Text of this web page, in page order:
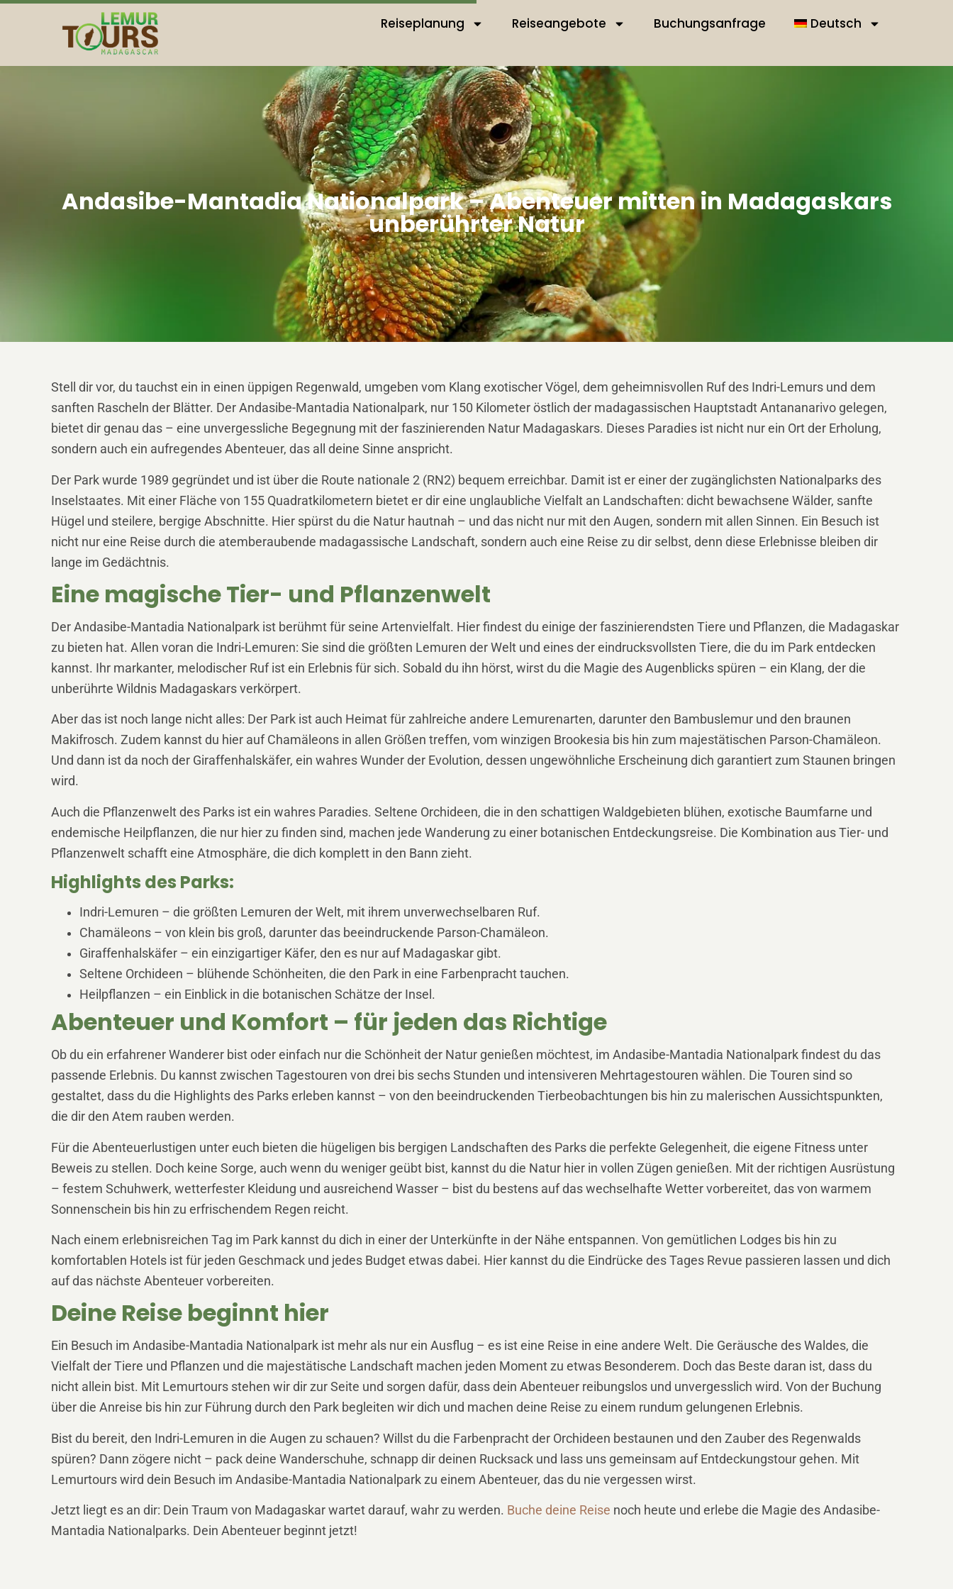
Reiseplanung Reiseangebote Buchungsanfrage Deutsch
Andasibe-Mantadia Nationalpark – Abenteuer mitten in Madagaskars
unberührter Natur
Stell dir vor, du tauchst ein in einen üppigen Regenwald, umgeben vom Klang exotischer Vögel, dem geheimnisvollen Ruf des Indri-Lemurs und dem
sanften Rascheln der Blätter. Der Andasibe-Mantadia Nationalpark, nur 150 Kilometer östlich der madagassischen Hauptstadt Antananarivo gelegen,
bietet dir genau das – eine unvergessliche Begegnung mit der faszinierenden Natur Madagaskars. Dieses Paradies ist nicht nur ein Ort der Erholung,
sondern auch ein aufregendes Abenteuer, das all deine Sinne anspricht.
Der Park wurde 1989 gegründet und ist über die Route nationale 2 (RN2) bequem erreichbar. Damit ist er einer der zugänglichsten Nationalparks des
Inselstaates. Mit einer Fläche von 155 Quadratkilometern bietet er dir eine unglaubliche Vielfalt an Landschaften: dicht bewachsene Wälder, sanfte
Hügel und steilere, bergige Abschnitte. Hier spürst du die Natur hautnah – und das nicht nur mit den Augen, sondern mit allen Sinnen. Ein Besuch ist
nicht nur eine Reise durch die atemberaubende madagassische Landschaft, sondern auch eine Reise zu dir selbst, denn diese Erlebnisse bleiben dir
lange im Gedächtnis.
Eine magische Tier- und Pflanzenwelt
Der Andasibe-Mantadia Nationalpark ist berühmt für seine Artenvielfalt. Hier findest du einige der faszinierendsten Tiere und Pflanzen, die Madagaskar
zu bieten hat. Allen voran die Indri-Lemuren: Sie sind die größten Lemuren der Welt und eines der eindrucksvollsten Tiere, die du im Park entdecken
kannst. Ihr markanter, melodischer Ruf ist ein Erlebnis für sich. Sobald du ihn hörst, wirst du die Magie des Augenblicks spüren – ein Klang, der die
unberührte Wildnis Madagaskars verkörpert.
Aber das ist noch lange nicht alles: Der Park ist auch Heimat für zahlreiche andere Lemurenarten, darunter den Bambuslemur und den braunen
Makifrosch. Zudem kannst du hier auf Chamäleons in allen Größen treffen, vom winzigen Brookesia bis hin zum majestätischen Parson-Chamäleon.
Und dann ist da noch der Giraffenhalskäfer, ein wahres Wunder der Evolution, dessen ungewöhnliche Erscheinung dich garantiert zum Staunen bringen
wird.
Auch die Pflanzenwelt des Parks ist ein wahres Paradies. Seltene Orchideen, die in den schattigen Waldgebieten blühen, exotische Baumfarne und
endemische Heilpflanzen, die nur hier zu finden sind, machen jede Wanderung zu einer botanischen Entdeckungsreise. Die Kombination aus Tier- und
Pflanzenwelt schafft eine Atmosphäre, die dich komplett in den Bann zieht.
Highlights des Parks:
Indri-Lemuren – die größten Lemuren der Welt, mit ihrem unverwechselbaren Ruf.
Chamäleons – von klein bis groß, darunter das beeindruckende Parson-Chamäleon.
Giraffenhalskäfer – ein einzigartiger Käfer, den es nur auf Madagaskar gibt.
Seltene Orchideen – blühende Schönheiten, die den Park in eine Farbenpracht tauchen.
Heilpflanzen – ein Einblick in die botanischen Schätze der Insel.
Abenteuer und Komfort – für jeden das Richtige
Ob du ein erfahrener Wanderer bist oder einfach nur die Schönheit der Natur genießen möchtest, im Andasibe-Mantadia Nationalpark findest du das
passende Erlebnis. Du kannst zwischen Tagestouren von drei bis sechs Stunden und intensiveren Mehrtagestouren wählen. Die Touren sind so
gestaltet, dass du die Highlights des Parks erleben kannst – von den beeindruckenden Tierbeobachtungen bis hin zu malerischen Aussichtspunkten,
die dir den Atem rauben werden.
Für die Abenteuerlustigen unter euch bieten die hügeligen bis bergigen Landschaften des Parks die perfekte Gelegenheit, die eigene Fitness unter
Beweis zu stellen. Doch keine Sorge, auch wenn du weniger geübt bist, kannst du die Natur hier in vollen Zügen genießen. Mit der richtigen Ausrüstung
– festem Schuhwerk, wetterfester Kleidung und ausreichend Wasser – bist du bestens auf das wechselhafte Wetter vorbereitet, das von warmem
Sonnenschein bis hin zu erfrischendem Regen reicht.
Nach einem erlebnisreichen Tag im Park kannst du dich in einer der Unterkünfte in der Nähe entspannen. Von gemütlichen Lodges bis hin zu
komfortablen Hotels ist für jeden Geschmack und jedes Budget etwas dabei. Hier kannst du die Eindrücke des Tages Revue passieren lassen und dich
auf das nächste Abenteuer vorbereiten.
Deine Reise beginnt hier
Ein Besuch im Andasibe-Mantadia Nationalpark ist mehr als nur ein Ausflug – es ist eine Reise in eine andere Welt. Die Geräusche des Waldes, die
Vielfalt der Tiere und Pflanzen und die majestätische Landschaft machen jeden Moment zu etwas Besonderem. Doch das Beste daran ist, dass du
nicht allein bist. Mit Lemurtours stehen wir dir zur Seite und sorgen dafür, dass dein Abenteuer reibungslos und unvergesslich wird. Von der Buchung
über die Anreise bis hin zur Führung durch den Park begleiten wir dich und machen deine Reise zu einem rundum gelungenen Erlebnis.
Bist du bereit, den Indri-Lemuren in die Augen zu schauen? Willst du die Farbenpracht der Orchideen bestaunen und den Zauber des Regenwalds
spüren? Dann zögere nicht – pack deine Wanderschuhe, schnapp dir deinen Rucksack und lass uns gemeinsam auf Entdeckungstour gehen. Mit
Lemurtours wird dein Besuch im Andasibe-Mantadia Nationalpark zu einem Abenteuer, das du nie vergessen wirst.
Jetzt liegt es an dir: Dein Traum von Madagaskar wartet darauf, wahr zu werden. Buche deine Reise noch heute und erlebe die Magie des Andasibe-
Mantadia Nationalparks. Dein Abenteuer beginnt jetzt!